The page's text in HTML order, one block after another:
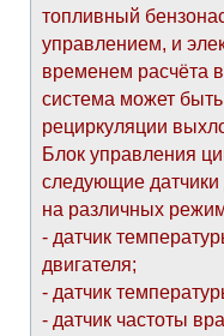
топливный
управлением, и
временем расчёта
система может
рециркуляции
Блок управления
следующие
на различных
- датчик
двигателя;
- датчик
- датчик частоты